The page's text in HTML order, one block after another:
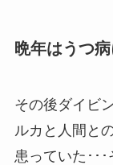
晩年はうつ
その後ダイビ
ルカと人間と
患っていた･･